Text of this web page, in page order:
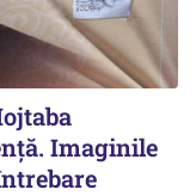
Imaginile